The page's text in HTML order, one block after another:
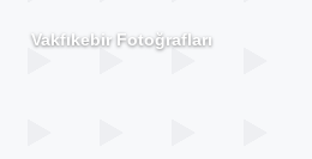
Vakfıkebir Fotoğrafları